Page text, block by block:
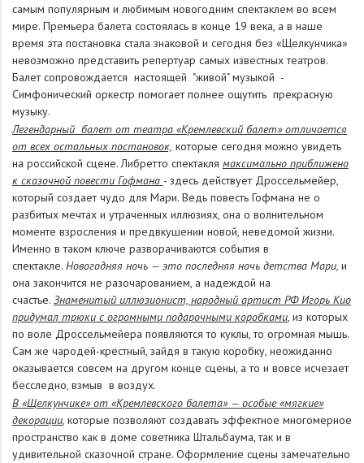
самым популярным и любимым новогодним спектаклем во всем
мире. Премьера балета состоялась в конце 19 века, а в наше
время эта постановка стала знаковой и сегодня без «Щелкунчика»
невозможно представить репертуар самых известных театров.
Балет сопровождается настоящей "живой" музыкой -
Симфонический оркестр помогает полнее ощутить прекрасную
музыку.
Легендарный балет от театра «Кремлевский балет» отличается
от всех остальных постановок, которые сегодня можно увидеть
на российской сцене. Либретто спектакля максимально приближено
к сказочной повести Гофмана - здесь действует Дроссельмейер,
который создает чудо для Мари. Ведь повесть Гофмана не о
разбитых мечтах и утраченных иллюзиях, она о волнительном
моменте взросления и предвкушении новой, неведомой жизни.
Именно в таком ключе разворачиваются события в
спектакле. Новогодняя ночь — это последняя ночь детства Мари, и
она закончится не разочарованием, а надеждой на
счастье. Знаменитый иллюзионист, народный артист РФ Игорь Кио
придумал трюки с огромными подарочными коробками, из которых
по воле Дроссельмейера появляются то куклы, то огромная мышь.
Сам же чародей-крестный, зайдя в такую коробку, неожиданно
оказывается совсем на другом конце сцены, а то и вовсе исчезает
бесследно, взмыв в воздух.
В «Щелкунчике» от «Кремлевского балета» — особые «мягкие»
декорации, которые позволяют создавать эффектное многомерное
пространство как в доме советника Штальбаума, так и в
удивительной сказочной стране. Оформление сцены замечательно